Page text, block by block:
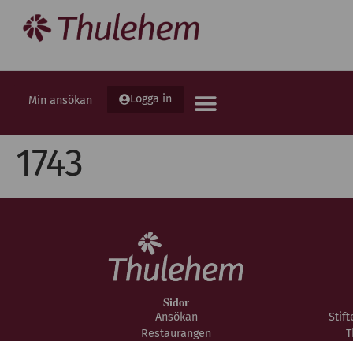
Min ansökan Logga in
1743
Sidor
Ansökan
Restaurangen